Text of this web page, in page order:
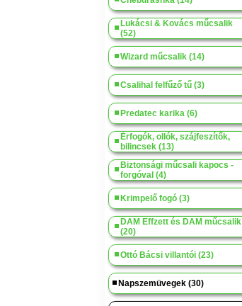
Lukácsi & Kovács műcsalik
(52)
Wizard műcsalik (14)
Csalihal felfűző tű (3)
Predatec karika (6)
Érfogók, ollók, szájfeszítők,
bilincsek (13)
Biztonsági műcsali kapocs -
forgóval (4)
Krimpelő fogó (3)
DAM Effzett és DAM műcsalik
(20)
Ottó Bácsi villantói (23)
Napszemüvegek (30)